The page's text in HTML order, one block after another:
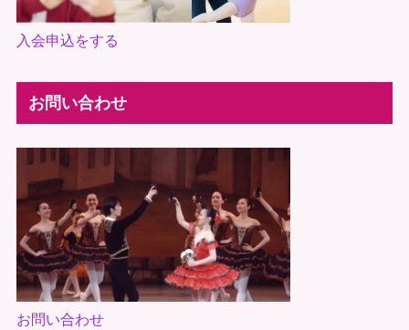
入会申込をする
お問い合わせ
お問い合わせ